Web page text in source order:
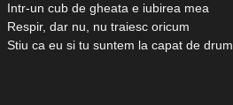
Intr-un cub de gheata e iubirea mea
Respir, dar nu, nu traiesc oricum
Stiu ca eu si tu suntem la capat de drum